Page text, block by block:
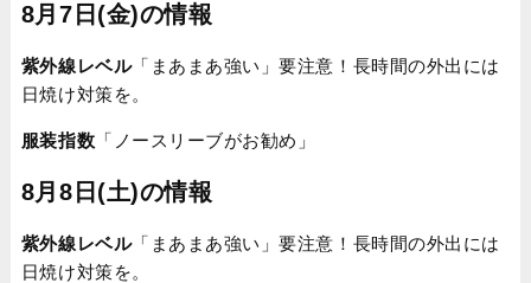
8月7日(金)の情報
紫外線レベル「まあまあ強い」要注意！長時間の外出には
日焼け対策を。
服装指数 「ノースリーブがお勧め」
8月8日(土)の情報
紫外線レベル「まあまあ強い」要注意！長時間の外出には
日焼け対策を。